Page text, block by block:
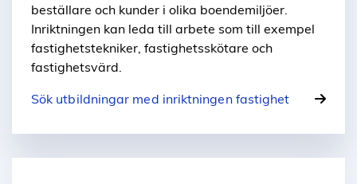
beställare och kunder i olika boendemiljöer.
Inriktningen kan leda till arbete som till exempel
fastighetstekniker, fastighetsskötare och
fastighetsvärd.
Sök utbildningar med inriktningen fastighet